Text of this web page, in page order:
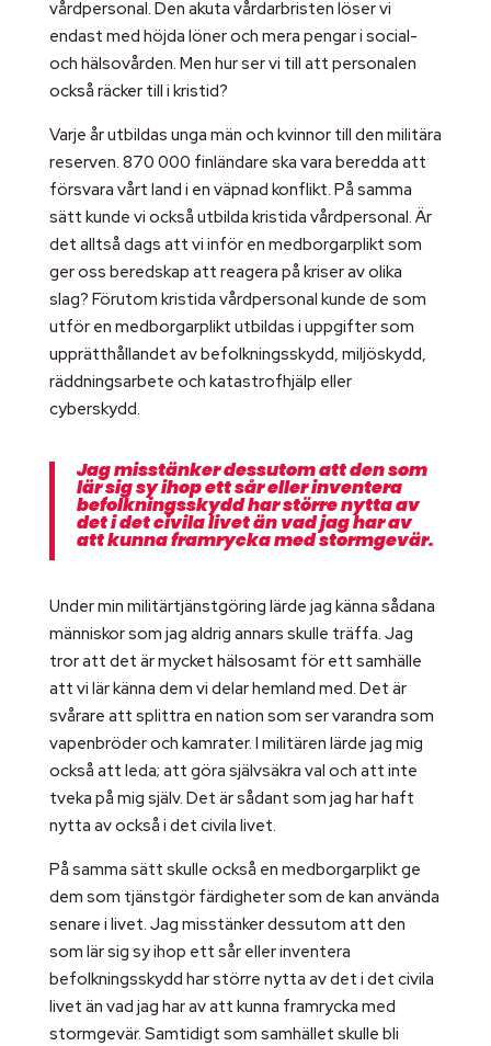
vårdpersonal. Den akuta vårdarbristen löser vi
endast med höjda löner och mera pengar i social-
och hälsovården. Men hur ser vi till att personalen
också räcker till i kristid?
Varje år utbildas unga män och kvinnor till den militära
reserven. 870 000 finländare ska vara beredda att
försvara vårt land i en väpnad konflikt. På samma
sätt kunde vi också utbilda kristida vårdpersonal. Är
det alltså dags att vi inför en medborgarplikt som
ger oss beredskap att reagera på kriser av olika
slag? Förutom kristida vårdpersonal kunde de som
utför en medborgarplikt utbildas i uppgifter som
upprätthållandet av befolkningsskydd, miljöskydd,
räddningsarbete och katastrofhjälp eller
cyberskydd.
Jag misstänker dessutom att den som
lär sig sy ihop ett sår eller inventera
befolkningsskydd har större nytta av
det i det civila livet än vad jag har av
att kunna framrycka med stormgevär.
Under min militärtjänstgöring lärde jag känna sådana
människor som jag aldrig annars skulle träffa. Jag
tror att det är mycket hälsosamt för ett samhälle
att vi lär känna dem vi delar hemland med. Det är
svårare att splittra en nation som ser varandra som
vapenbröder och kamrater. I militären lärde jag mig
också att leda; att göra självsäkra val och att inte
tveka på mig själv. Det är sådant som jag har haft
nytta av också i det civila livet.
På samma sätt skulle också en medborgarplikt ge
dem som tjänstgör färdigheter som de kan använda
senare i livet. Jag misstänker dessutom att den
som lär sig sy ihop ett sår eller inventera
befolkningsskydd har större nytta av det i det civila
livet än vad jag har av att kunna framrycka med
stormgevär. Samtidigt som samhället skulle bli